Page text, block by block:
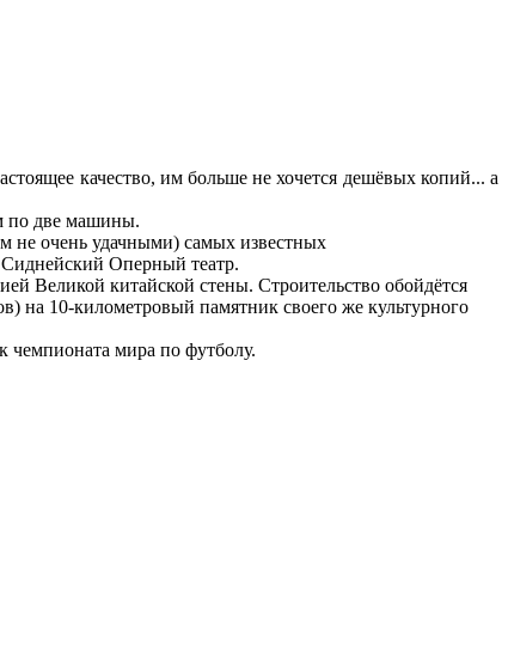
качество, им больше не хочется дешёвых копий... а
по две машины.
не очень удачными) самых известных
Сиднейский Оперный театр.
Великой китайской стены. Строительство обойдётся
на 10-километровый памятник своего же культурного
чемпионата мира по футболу.